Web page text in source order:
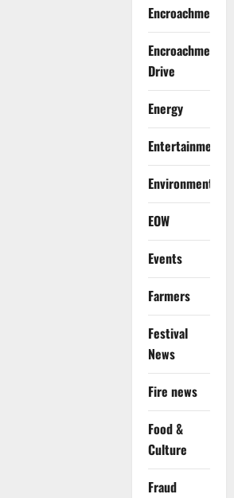
Encroachment
Encroachment
Drive
Energy
Entertainment
Environment
EOW
Events
Farmers
Festival
News
Fire news
Food &
Culture
Fraud